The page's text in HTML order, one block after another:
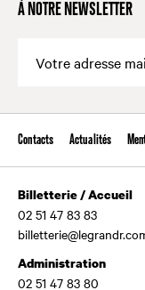
À NOTRE NEWSLETTER
Contacts Actualités
Billetterie / Accueil
02 51 47 83 83
Administration
02 51 47 83 80